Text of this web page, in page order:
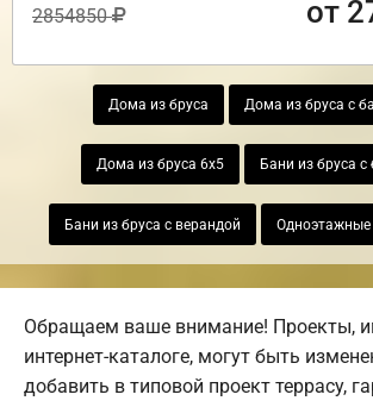
2854850 от
Дома из бруса Дома из бруса с
Дома из бруса 6х5 Бани из бруса
Бани из бруса с верандой Одноэтажные
Обращаем ваше внимание! Проекты,
интернет-каталоге, могут быть
добавить в типовой проект террасу,